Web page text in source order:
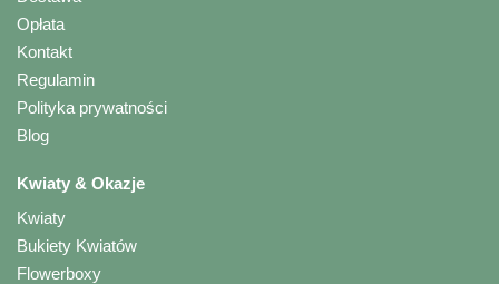
Opłata
Kontakt
Regulamin
Polityka prywatności
Blog
Kwiaty & Okazje
Kwiaty
Bukiety Kwiatów
Flowerboxy